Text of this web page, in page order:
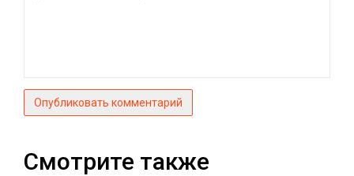
Опубликовать комментарий
Смотрите также